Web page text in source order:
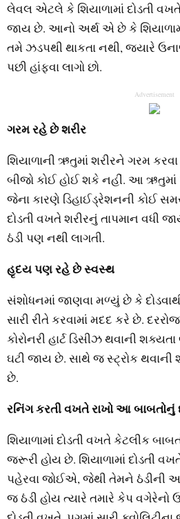
લેવલ એટલે કે શિયાળામાં દોડતી
જાય છે. આનો અર્થ એ છે કે
તમે ઝડપથી થાકતા નથી, જ્યારે
પછી હાંફવા લાગો છો.
Advertisement
ગરમ રહે છે શરીર
શિયાળાની ઋતુમાં શરીરને ગરમ કરવા
બીજો કોઈ હોઈ શકે નહીં. આ
જેના કારણે ડિહાઈડ્રેશનની કોઈ
દોડતી વખતે શરીરનું તાપમાન વધી
ઠંડી પણ નથી લાગતી.
હૃદય પણ રહે છે સ્વસ્થ
સંશોધનમાં જાણવા મળ્યું છે કે
સારી રીતે કરવામાં મદદ કરે છે.
કોરોનરી હાર્ટ ડિસીઝ થવાની
ઘટી જાય છે. સાથે જ સ્ટ્રોક થવાની
છે.
રનિંગ કરતી વખતે રાખો આ બાબતોનું
શિયાળામાં દોડતી વખતે કેટલીક
જરૂરી હોય છે. શિયાળામાં દોડતી
પહેરવા જોઈએ, જેથી તેમને ઠંડીની
જ ઠંડી હોય ત્યારે તમારે કેપ